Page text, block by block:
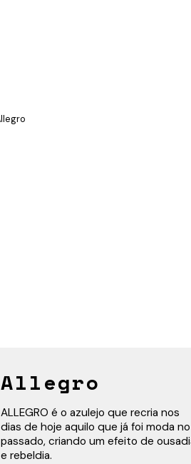
Allegro
ALLEGRO é o azulejo que recria nos
dias de hoje aquilo que já foi moda no
passado, criando um efeito de
e rebeldia.